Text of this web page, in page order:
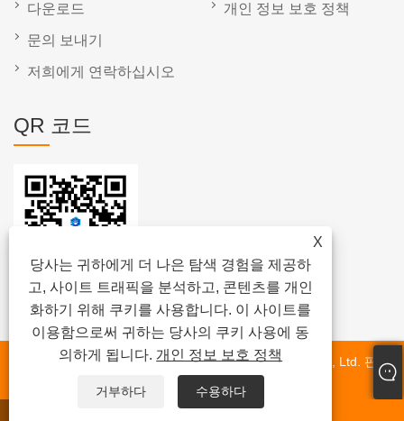
X
당사는 귀하에게 더 나은 탐색 경험을 제공하
고, 사이트 트래픽을 분석하고, 콘텐츠를 개인
화하기 위해 쿠키를 사용합니다. 이 사이트를
이용함으로써 귀하는 당사의 쿠키 사용에 동
의하게 됩니다. 개인 정보 보호 정책
거부하다 수용하다
다운로드
문의 보내기
저희에게 연락하십시오
개인 정보 보호 정책
QR 코드
저작권 © 2024 Fujian Quanzhou Hongjia Machinery Co., Ltd. 판권